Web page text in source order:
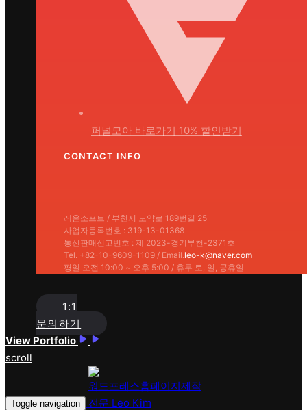
퍼널모아 바로가기 10% 할인받기
CONTACT INFO
레온소프트 / 부천시 도약로 189번길 25
사업자등록번호 : 319-13-01368
통신판매신고번호 : 제 2023-경기부천-2371호
Tel. +82-10-9609-1109 / Email.leo-k@naver.com
평일 오전 10:00 ~ 오후 5:00 / 휴무 토, 일, 공휴일
1:1
문의하기
View Portfolio
scroll
Toggle navigation